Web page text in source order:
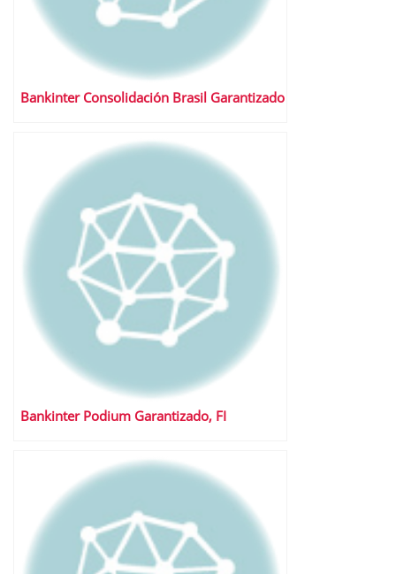
Bankinter Consolidación Brasil Garantizado
Bankinter Podium Garantizado, FI